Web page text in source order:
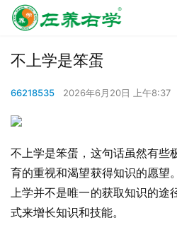
不上学是笨蛋
66218535 2026年6月20日 上午8:37
不上学是笨蛋，这句话虽然有些
育的重视和渴望获得知识的愿望
上学并不是唯一的获取知识的途
式来增长知识和技能。